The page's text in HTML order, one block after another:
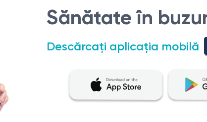
medicului);
necesar, se poate folosi un trimmer începând cu a
de infecție), este necesară consultarea
Sănătate în
Descărcați aplicația mobilă